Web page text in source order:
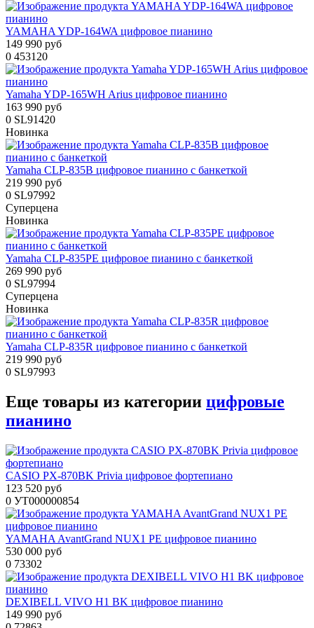
YAMAHA YDP-164WA цифровое пианино
149 990 руб
0 453120
Yamaha YDP-165WH Arius цифровое пианино
163 990 руб
0 SL91420
Новинка
Yamaha CLP-835B цифровое пианино с банкеткой
219 990 руб
0 SL97992
Суперцена
Новинка
Yamaha CLP-835PE цифровое пианино с банкеткой
269 990 руб
0 SL97994
Суперцена
Новинка
Yamaha CLP-835R цифровое пианино с банкеткой
219 990 руб
0 SL97993
Еще товары из категории цифровые
пианино
CASIO PX-870BK Privia цифровое фортепиано
123 520 руб
0 УТ000000854
YAMAHA AvantGrand NUX1 PE цифровое пианино
530 000 руб
0 73302
DEXIBELL VIVO H1 BK цифровое пианино
149 990 руб